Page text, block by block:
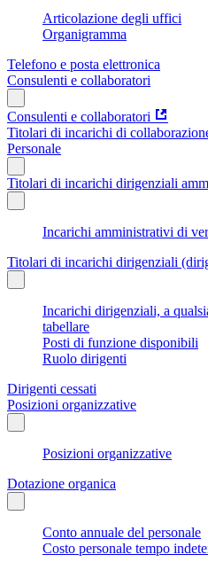
Articolazione degli uffici
Organigramma
Telefono e posta elettronica
Consulenti e collaboratori
Consulenti e collaboratori
Titolari di incarichi di
Personale
Titolari di incarichi dirigenziali
Incarichi amministrativi di
Titolari di incarichi dirigenziali
Incarichi dirigenziali, a
tabellare
Posti di funzione disponibili
Ruolo dirigenti
Dirigenti cessati
Posizioni organizzative
Posizioni organizzative
Dotazione organica
Conto annuale del personale
Costo personale tempo